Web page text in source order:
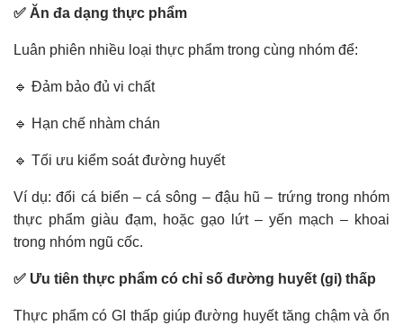
✅ Ăn đa dạng thực phẩm
Luân phiên nhiều loại thực phẩm trong cùng nhóm để:
🔹 Đảm bảo đủ vi chất
🔹 Hạn chế nhàm chán
🔹 Tối ưu kiểm soát đường huyết
Ví dụ: đổi cá biển – cá sông – đậu hũ – trứng trong nhóm
thực phẩm giàu đạm, hoặc gạo lứt – yến mạch – khoai
trong nhóm ngũ cốc.
✅ Ưu tiên thực phẩm có chỉ số đường huyết (gi) thấp
Thực phẩm có GI thấp giúp đường huyết tăng chậm và ổn